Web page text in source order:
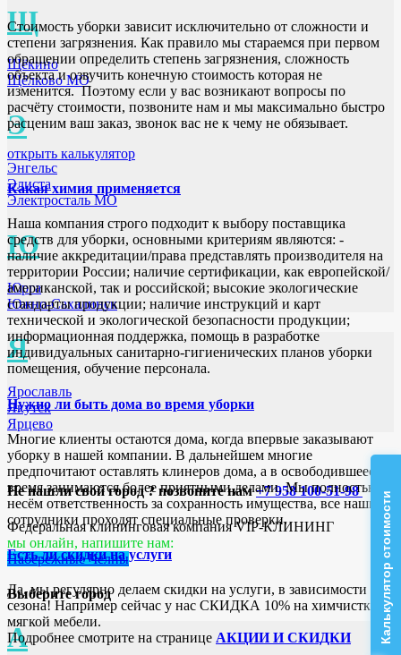
Щ
Щёкино
Щёлково МО
Э
Энгельс
Элиста
Электросталь МО
Ю
Юрга
Южно-Сахалинск
Я
Ярославль
Якутск
Ярцево
Не нашли свой город ? позвоните нам+7 958 100-51-98
Федеральная клининговая компания VIP-КЛИНИНГ
мы онлайн, напишите нам:
Набережные Челны
Выберите город
А
Стоимость уборки зависит исключительно от сложности и
степени загрязнения. Как правило мы стараемся при первом
обращении определить степень загрязнения, сложность
объекта и озвучить конечную стоимость которая не
изменится. Поэтому если у вас возникают вопросы по
расчёту стоимости, позвоните нам и мы максимально быстро
расценим ваш заказ, звонок вас не к чему не обязывает.
открыть калькулятор
Какая химия применяется
Наша компания строго подходит к выбору поставщика
средств для уборки, основными критериям являются: -
наличие аккредитации/права представлять производителя на
территории России; наличие сертификации, как европейской/
американской, так и российской; высокие экологические
стандарты продукции; наличие инструкций и карт
технической и экологической безопасности продукции;
информационная поддержка, помощь в разработке
индивидуальных санитарно-гигиенических планов уборки
помещения, обучение персонала.
Нужно ли быть дома во время уборки
Многие клиенты остаются дома, когда впервые заказывают
уборку в нашей компании. В дальнейшем многие
предпочитают оставлять клинеров дома, а в освободившееся
время занимаются более приятными делами. Мы полностью
несём ответственность за сохранность имущества, все наши
сотрудники проходят специальные проверки.
Есть ли скидки на услуги
Да, мы регулярно делаем скидки на услуги, в зависимости от
сезона! Например сейчас у нас СКИДКА 10% на химчистку
мягкой мебели.
Подробнее смотрите на странице АКЦИИ И СКИДКИ Калькулятор стоимости